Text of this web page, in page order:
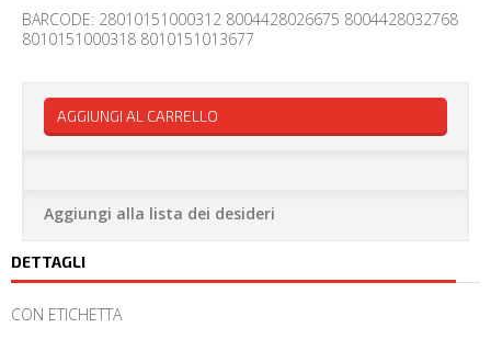
BARCODE: 28010151000312 8004428026675 8004428032768
8010151000318 8010151013677
AGGIUNGI AL CARRELLO
Aggiungi alla lista dei desideri
DETTAGLI
CON ETICHETTA